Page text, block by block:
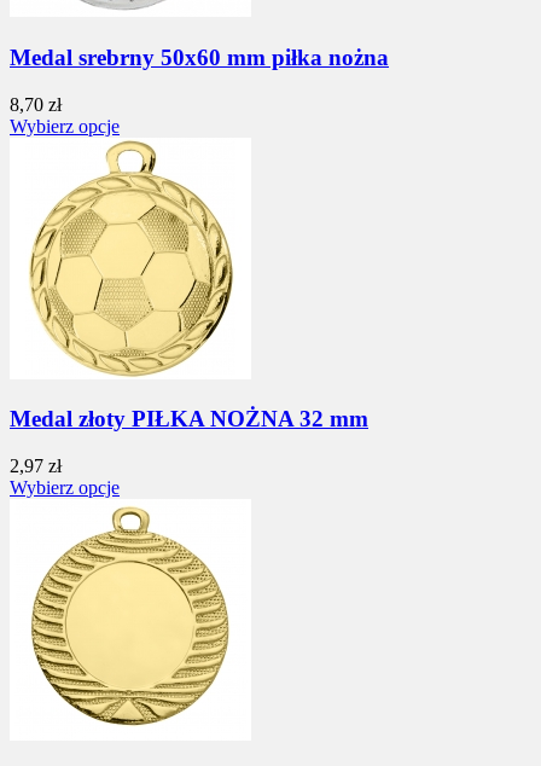
Medal srebrny 50x60 mm piłka nożna
8,70 zł
Wybierz opcje
Medal złoty PIŁKA NOŻNA 32 mm
2,97 zł
Wybierz opcje